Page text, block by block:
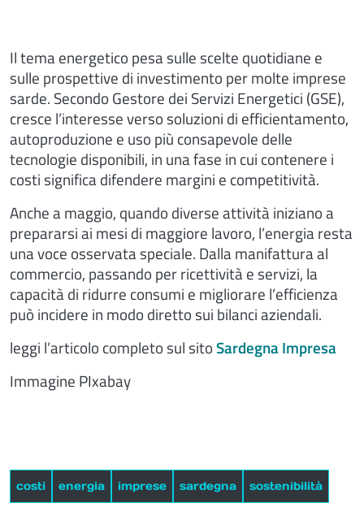
Il tema energetico pesa sulle scelte quotidiane e
sulle prospettive di investimento per molte imprese
sarde. Secondo Gestore dei Servizi Energetici (GSE),
cresce l’interesse verso soluzioni di efficientamento,
autoproduzione e uso più consapevole delle
tecnologie disponibili, in una fase in cui contenere i
costi significa difendere margini e competitività.
Anche a maggio, quando diverse attività iniziano a
prepararsi ai mesi di maggiore lavoro, l’energia resta
una voce osservata speciale. Dalla manifattura al
commercio, passando per ricettività e servizi, la
capacità di ridurre consumi e migliorare l’efficienza
può incidere in modo diretto sui bilanci aziendali.
leggi l’articolo completo sul sitoSardegna Impresa
Immagine PIxabay
costi energia imprese sardegna sostenibilità